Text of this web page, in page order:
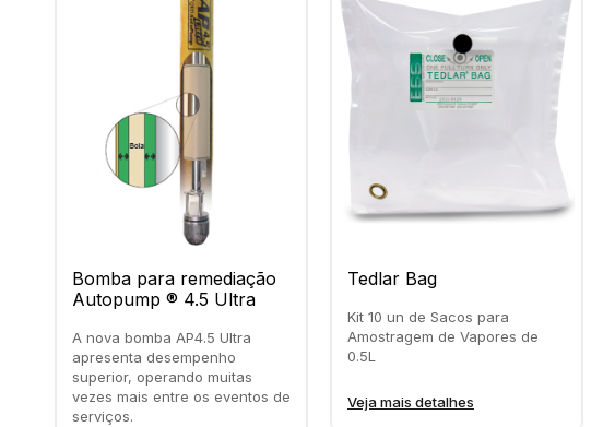
Bomba para remediação
Autopump ® 4.5 Ultra
A nova bomba AP4.5 Ultra
apresenta desempenho
superior, operando muitas
vezes mais entre os eventos de
serviços.
Tedlar Bag
Kit 10 un de Sacos para
Amostragem de Vapores de
0.5L
Veja mais detalhes